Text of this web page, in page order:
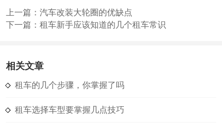
上一篇： 汽车改装大轮圈的优缺点
下一篇： 租车新手应该知道的几个租车常识
相关文章
租车的几个步骤，你掌握了吗
租车选择车型要掌握几点技巧